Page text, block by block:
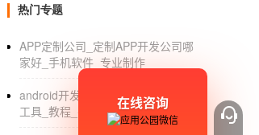
热门专题
APP定制公司_定制APP开发公司哪
家好_手机软件_专业制作
android开发入门_android app开发
工具_教程_平台
在线咨询